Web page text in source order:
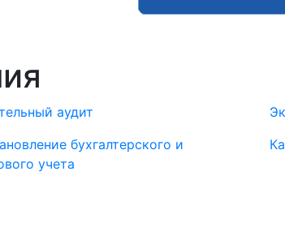
аудит
бухгалтерского и
учета